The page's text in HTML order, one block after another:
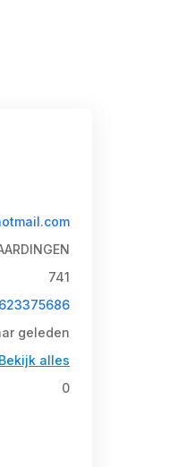
741
geleden
Bekijk alles
0